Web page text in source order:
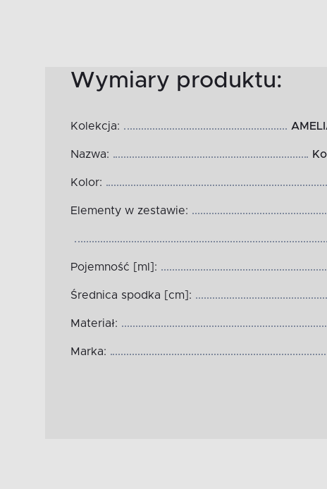
Wymiary produktu:
Kolekcja:
Nazwa:
Kolor:
Elementy w zestawie:
Pojemność [ml]:
Średnica spodka [cm]:
Materiał:
Marka: